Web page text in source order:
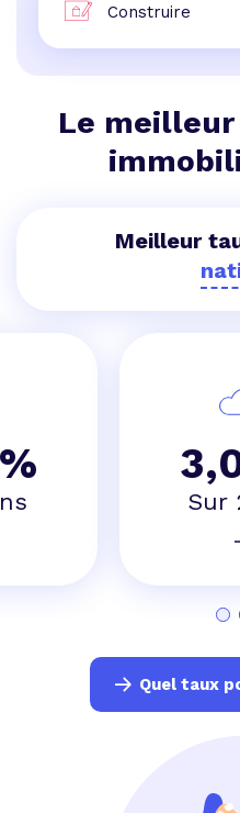
Construire
Le
Meilleur
Sur
Quel taux